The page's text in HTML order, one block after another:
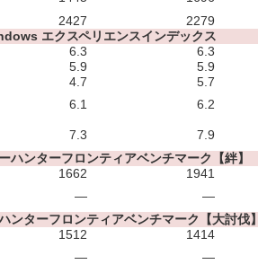
2427
2279
エクスペリエンスインデックス
6.3
6.3
5.9
5.9
4.7
5.7
6.1
6.2
7.3
7.9
ハンターフロンティアベンチマーク【絆】
1662
1941
―
―
ンターフロンティアベンチマーク【大討伐
1512
1414
― ―